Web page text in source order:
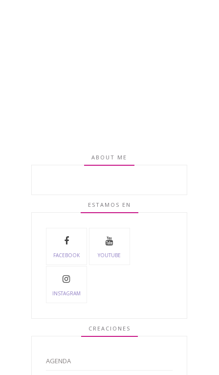
ABOUT ME
ESTAMOS EN
FACEBOOK YOUTUBE
INSTAGRAM
CREACIONES
AGENDA